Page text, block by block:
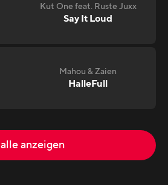
Kut One feat. Ruste Juxx
Say It Loud
Mahou & Zaien
HalleFull
alle anzeigen